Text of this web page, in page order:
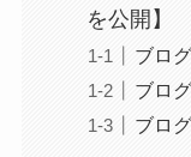
を公開】
ブロ
ブロ
ブロ